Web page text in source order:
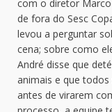
com o diretor
de fora do Sesc
levou a perguntar
cena; sobre como
André disse que
animais e que
antes de virarem